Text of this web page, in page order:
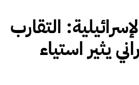
التقارب
يثير استياء